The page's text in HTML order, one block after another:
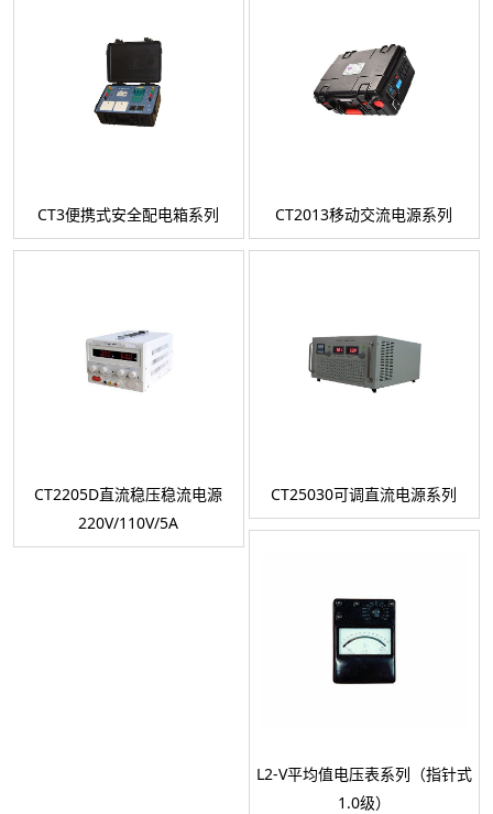
CT3便携式安全配电箱系列 CT2013移动交流电源系列
CT2205D直流稳压稳流电源
220V/110V/5A
CT25030可调直流电源系列
L2-V平均值电压表系列（指针式
1.0级）